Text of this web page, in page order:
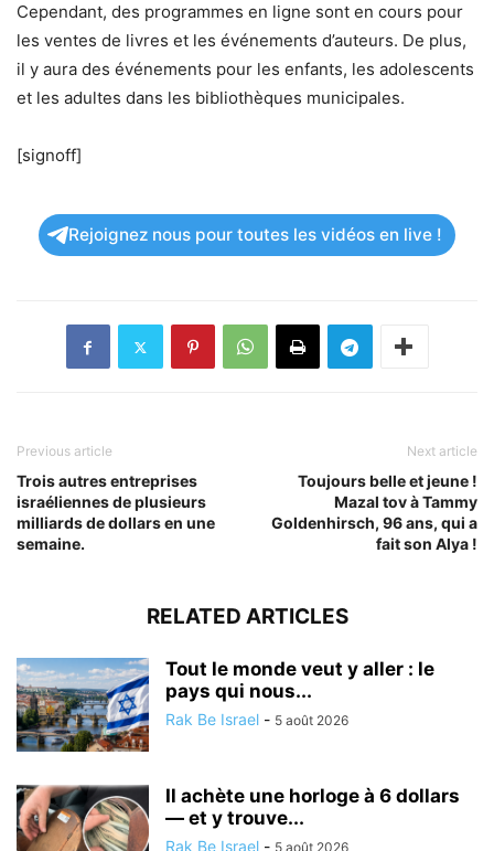
Cependant, des programmes en ligne sont en cours pour
les ventes de livres et les événements d’auteurs. De plus,
il y aura des événements pour les enfants, les adolescents
et les adultes dans les bibliothèques municipales.
[signoff]
Rejoignez nous pour toutes les vidéos en live !
Previous article
Trois autres entreprises
israéliennes de plusieurs
milliards de dollars en une
semaine.
Next article
Toujours belle et jeune !
Mazal tov à Tammy
Goldenhirsch, 96 ans, qui a
fait son Alya !
RELATED ARTICLES
Tout le monde veut y aller : le
pays qui nous...
Rak Be Israel - 5 août 2026
Il achète une horloge à 6 dollars
— et y trouve...
Rak Be Israel - 5 août 2026